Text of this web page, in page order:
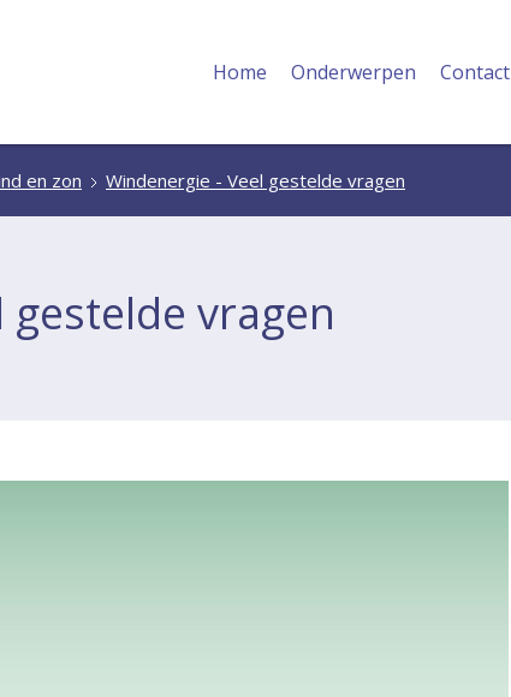
Home Onderwerpen Contact
en zon Windenergie - Veel gestelde vragen
vragen